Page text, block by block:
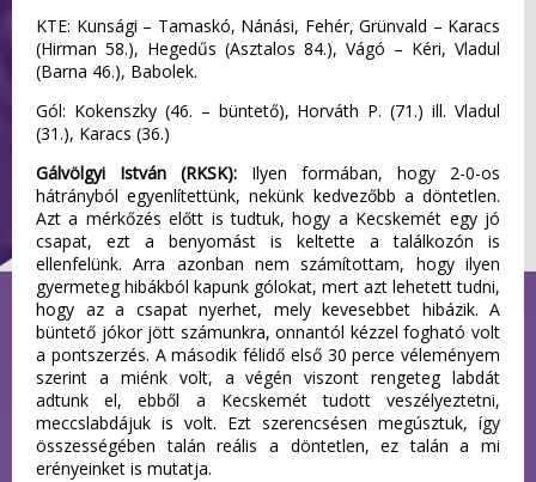
KTE: Kunsági – Tamaskó, Nánási, Fehér, Grünvald – Karacs
(Hirman 58.), Hegedűs (Asztalos 84.), Vágó – Kéri, Vladul
(Barna 46.), Babolek.
Gól: Kokenszky (46. – büntető), Horváth P. (71.) ill. Vladul
(31.), Karacs (36.)
Gálvölgyi István (RKSK): Ilyen formában, hogy 2-0-os
hátrányból egyenlítettünk, nekünk kedvezőbb a döntetlen.
Azt a mérkőzés előtt is tudtuk, hogy a Kecskemét egy jó
csapat, ezt a benyomást is keltette a találkozón is
ellenfelünk. Arra azonban nem számítottam, hogy ilyen
gyermeteg hibákból kapunk gólokat, mert azt lehetett tudni,
hogy az a csapat nyerhet, mely kevesebbet hibázik. A
büntető jókor jött számunkra, onnantól kézzel fogható volt
a pontszerzés. A második félidő első 30 perce véleményem
szerint a miénk volt, a végén viszont rengeteg labdát
adtunk el, ebből a Kecskemét tudott veszélyeztetni,
meccslabdájuk is volt. Ezt szerencsésen megúsztuk, így
összességében talán reális a döntetlen, ez talán a mi
erényeinket is mutatja.